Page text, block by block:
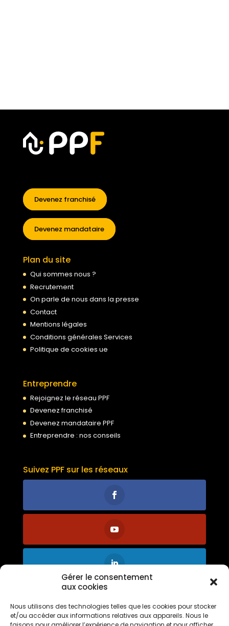
Gérer le consentement
aux cookies
Nous utilisons des technologies telles que les cookies pour stocker
et/ou accéder aux informations relatives aux appareils. Nous le
Devenez franchisé
Devenez mandataire
Plan du site
Qui sommes nous ?
Recrutement
On parle de nous dans la presse
Contact
Mentions légales
Conditions générales Services
Politique de cookies ue
Entreprendre
Rejoignez le réseau PPF
Devenez franchisé
Devenez mandataire PPF
Entreprendre : nos conseils
Suivez PPF sur les réseaux